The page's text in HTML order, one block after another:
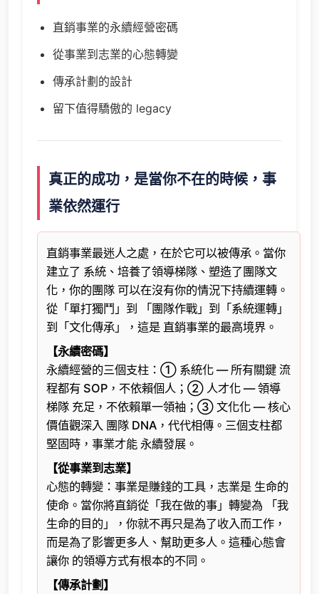
直銷事業的永續經營密碼
從事業到志業的心態轉變
傳承計劃的設計
留下值得驕傲的 legacy
真正的成功，是當你不在的時候，事
業依然運行
直銷事業最迷人之處，在於它可以被傳承。當你
建立了 系統、培養了領導梯隊、塑造了團隊文
化，你的團隊 可以在沒有你的情況下持續運轉。
從「單打獨鬥」到 「團隊作戰」到「系統運轉」
到「文化傳承」，這是 直銷事業的最高境界。
【永續密碼】
永續經營的三個支柱：① 系統化 — 所有關鍵 流
程都有 SOP，不依賴個人；② 人才化 — 領導
梯隊 充足，不依賴單一領袖；③ 文化化 — 核心
價值觀深入 團隊 DNA，代代相傳。三個支柱都
堅固時，事業才能 永續發展。
【從事業到志業】
心態的轉變：事業是賺錢的工具，志業是 生命的
使命。當你將直銷從「我在做的事」轉變為 「我
生命的目的」，你就不再只是為了收入而工作，
而是為了影響更多人、幫助更多人。這種心態會
讓你 的領導方式有根本的不同。
【傳承計劃】